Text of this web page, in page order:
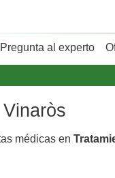
Pregunta al experto
médicas en